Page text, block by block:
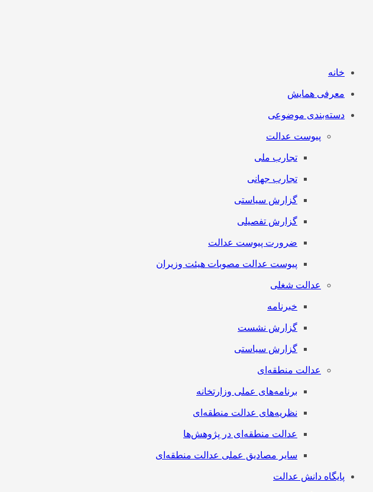
خانه
معرفی همایش
دسته‌بندی موضوعی
پیوست عدالت
تجارب ملی
تجارب جهانی
گزارش سیاستی
گزارش تفصیلی
ضرورت پیوست عدالت
پیوست عدالت مصوبات هیئت وزیران
عدالت شغلی
خبرنامه
گزارش نشست
گزارش سیاستی
عدالت منطقه‌ای
برنامه‌های عملی وزارتخانه
نظریه‌های عدالت منطقه‌ای
عدالت منطقه‌ای در پژوهش‌ها
سایر مصادیق عملی عدالت منطقه‌ای
پایگاه دانش عدالت